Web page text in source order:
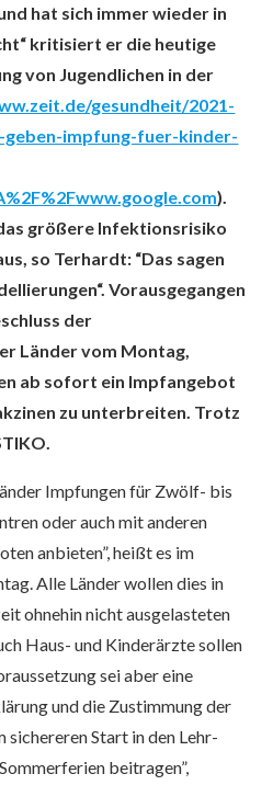
hat sich immer wieder in
kritisiert er die heutige
von Jugendlichen in der
gesundheit/2021-
impfung-fuer-kinder-
).
größere Infektionsrisiko
so Terhardt: “Das sagen
Vorausgegangen
der
Länder vom Montag,
ab sofort ein Impfangebot
zu unterbreiten. Trotz
Impfungen für Zwölf- bis
oder auch mit anderen
anbieten”, heißt es im
Alle Länder wollen dies in
ohnehin nicht ausgelasteten
Haus- und Kinderärzte sollen
sei aber eine
und die Zustimmung der
sichereren Start in den Lehr-
beitragen”,